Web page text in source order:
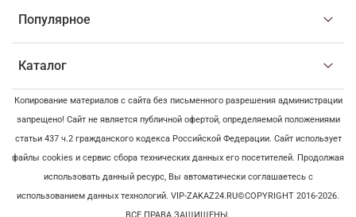
Популярное
Каталог
Копирование материалов с сайта без письменного разрешения администрации
запрещено! Сайт не является публичной офертой, определяемой положениями
статьи 437 ч.2 гражданского кодекса Российской Федерации. Сайт использует
файлы cookies и сервис сбора технических данных его посетителей. Продолжая
использовать данный ресурс, Вы автоматически соглашаетесь с
использованием данных технологий. VIP-ZAKAZ24.RU©COPYRIGHT 2016-2026.